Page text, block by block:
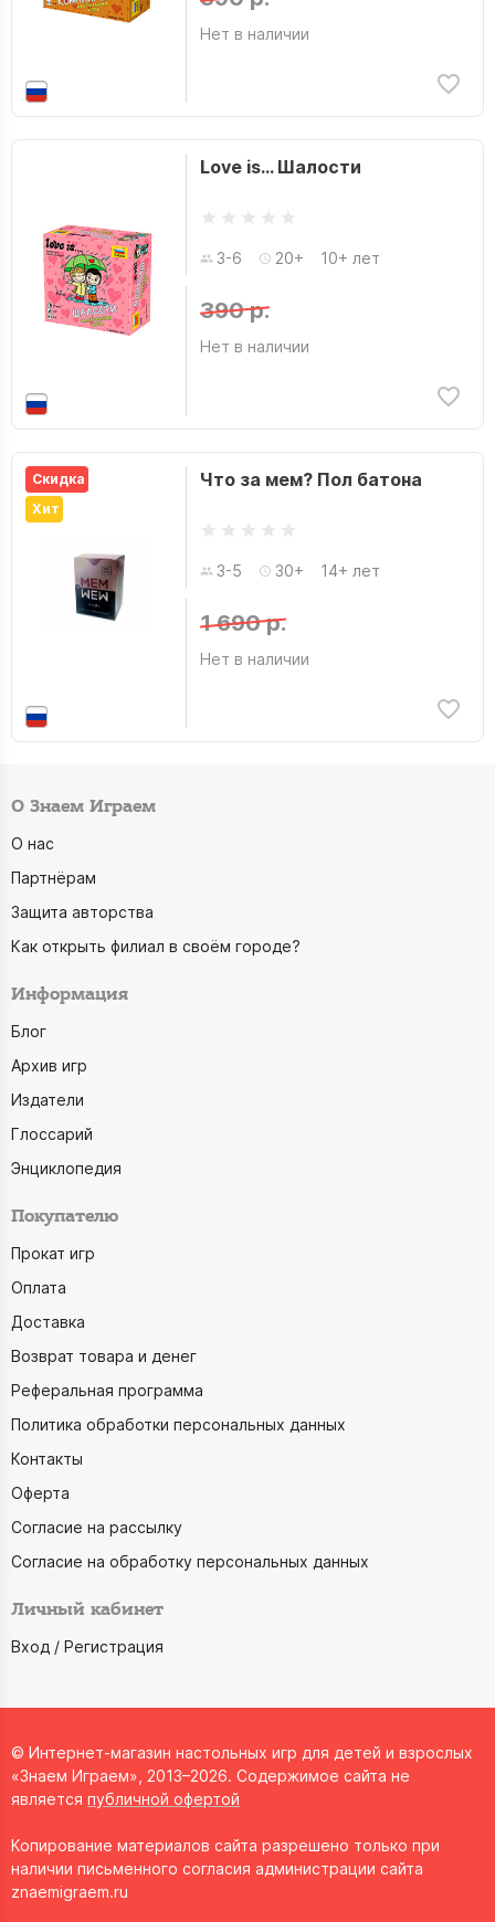
Нет в наличии
Love is… Шалости
3-6 20+ 10+ лет
390 р.
Нет в наличии
Скидка
Хит
Что за мем? Пол батона
3-5 30+ 14+ лет
1 690 р.
Нет в наличии
О Знаем Играем
О нас
Партнёрам
Защита авторства
Как открыть филиал в своём городе?
Информация
Блог
Архив игр
Издатели
Глоссарий
Энциклопедия
Покупателю
Прокат игр
Оплата
Доставка
Возврат товара и денег
Реферальная программа
Политика обработки персональных данных
Контакты
Оферта
Согласие на рассылку
Согласие на обработку персональных данных
Личный кабинет
Вход / Регистрация
© Интернет-магазин настольных игр для детей и взрослых
«Знаем Играем», 2013–2026. Содержимое сайта не
является публичной офертой
Копирование материалов сайта разрешено только при
наличии письменного согласия администрации сайта
znaemigraem.ru